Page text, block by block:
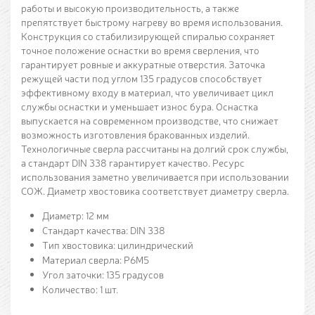
работы и высокую производительность, а также
препятствует быстрому нагреву во время использования.
Конструкция со стабилизирующей спиралью сохраняет
точное положение оснастки во время сверления, что
гарантирует ровные и аккуратные отверстия. Заточка
режущей части под углом 135 градусов способствует
эффективному входу в материал, что увеличивает цикл
службы оснастки и уменьшает износ бура. Оснастка
выпускается на современном производстве, что снижает
возможность изготовления бракованных изделий.
Технологичные сверла рассчитаны на долгий срок службы,
а стандарт DIN 338 гарантирует качество. Ресурс
использования заметно увеличивается при использовании
СОЖ. Диаметр хвостовика соответствует диаметру сверла.
Диаметр: 12 мм
Стандарт качества: DIN 338
Тип хвостовика: цилиндрический
Материал сверла: Р6М5
Угол заточки: 135 градусов
Количество: 1 шт.